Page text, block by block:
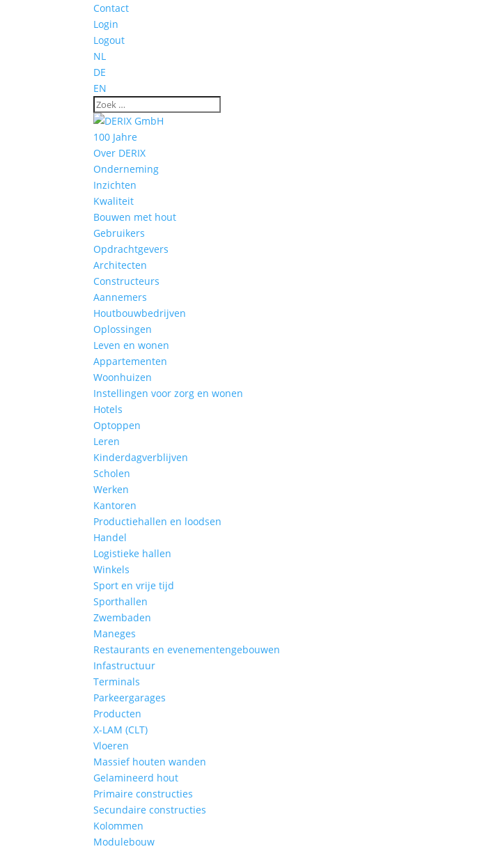
Contact
Login
Logout
NL
DE
EN
100 Jahre
Over DERIX
Onderneming
Inzichten
Kwaliteit
Bouwen met hout
Gebruikers
Opdrachtgevers
Architecten
Constructeurs
Aannemers
Houtbouwbedrijven
Oplossingen
Leven en wonen
Appartementen
Woonhuizen
Instellingen voor zorg en wonen
Hotels
Optoppen
Leren
Kinderdagverblijven
Scholen
Werken
Kantoren
Productiehallen en loodsen
Handel
Logistieke hallen
Winkels
Sport en vrije tijd
Sporthallen
Zwembaden
Maneges
Restaurants en evenementengebouwen
Infastructuur
Terminals
Parkeergarages
Producten
X-LAM (CLT)
Vloeren
Massief houten wanden
Gelamineerd hout
Primaire constructies
Secundaire constructies
Kolommen
Modulebouw